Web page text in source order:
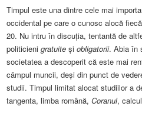
Timpul este una dintre cele mai
occidental pe care o cunosc alocă
20. Nu intru în discuția, tentantă de
politicienigratuite șiobligatorii. Abia în
societatea a descoperit că este mai
câmpul muncii, deși din punct de
studii. Timpul limitat alocat studiilor a
tangenta, limba română,Coranul,